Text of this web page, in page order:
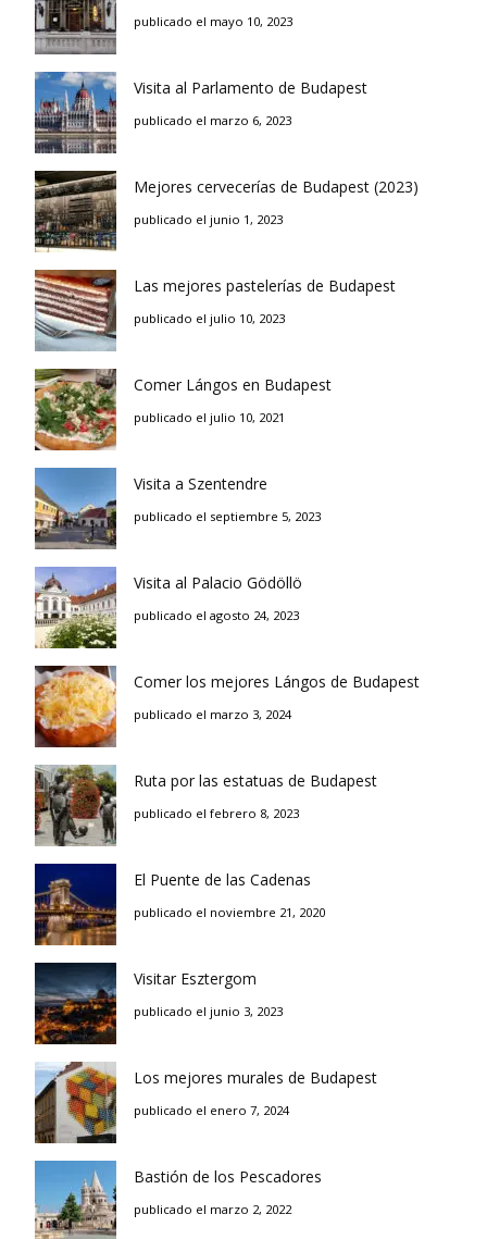
publicado el mayo 10, 2023
Visita al Parlamento de Budapest
publicado el marzo 6, 2023
Mejores cervecerías de Budapest (2023)
publicado el junio 1, 2023
Las mejores pastelerías de Budapest
publicado el julio 10, 2023
Comer Lángos en Budapest
publicado el julio 10, 2021
Visita a Szentendre
publicado el septiembre 5, 2023
Visita al Palacio Gödöllö
publicado el agosto 24, 2023
Comer los mejores Lángos de Budapest
publicado el marzo 3, 2024
Ruta por las estatuas de Budapest
publicado el febrero 8, 2023
El Puente de las Cadenas
publicado el noviembre 21, 2020
Visitar Esztergom
publicado el junio 3, 2023
Los mejores murales de Budapest
publicado el enero 7, 2024
Bastión de los Pescadores
publicado el marzo 2, 2022